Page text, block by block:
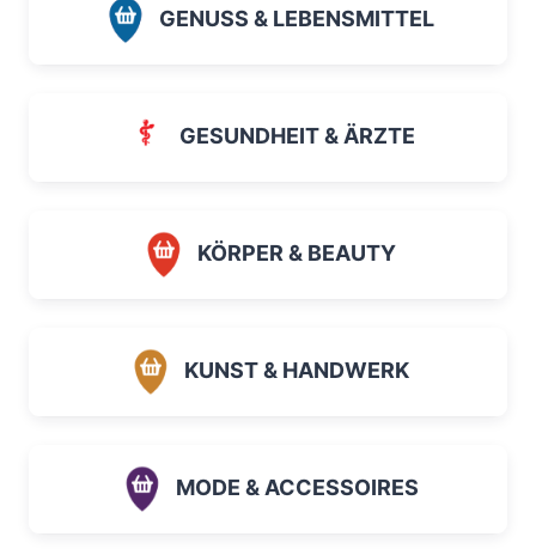
GENUSS & LEBENSMITTEL
GESUNDHEIT & ÄRZTE
KÖRPER & BEAUTY
KUNST & HANDWERK
MODE & ACCESSOIRES